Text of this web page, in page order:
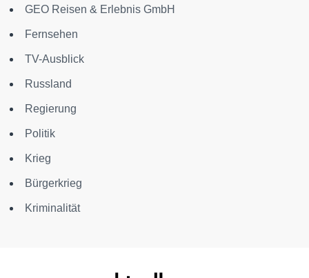
GEO Reisen & Erlebnis GmbH
Fernsehen
TV-Ausblick
Russland
Regierung
Politik
Krieg
Bürgerkrieg
Kriminalität